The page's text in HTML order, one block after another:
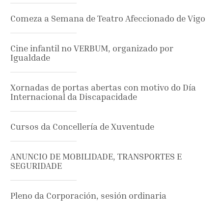
Comeza a Semana de Teatro Afeccionado de Vigo
Cine infantil no VERBUM, organizado por
Igualdade
Xornadas de portas abertas con motivo do Día
Internacional da Discapacidade
Cursos da Concellería de Xuventude
ANUNCIO DE MOBILIDADE, TRANSPORTES E
SEGURIDADE
Pleno da Corporación, sesión ordinaria